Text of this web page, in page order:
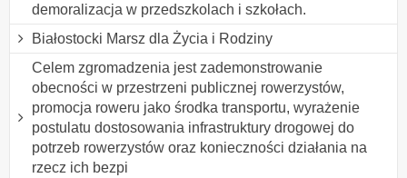
demoralizacja w przedszkolach i szkołach.
Białostocki Marsz dla Życia i Rodziny
Celem zgromadzenia jest zademonstrowanie
obecności w przestrzeni publicznej rowerzystów,
promocja roweru jako środka transportu, wyrażenie
postulatu dostosowania infrastruktury drogowej do
potrzeb rowerzystów oraz konieczności działania na
rzecz ich bezpi